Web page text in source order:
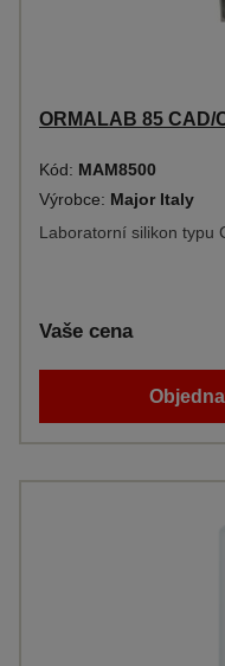
ORMALAB 85 CAD/
Kód: MAM8500
Výrobce: Major Italy
Laboratorní silikon typu
Vaše cena